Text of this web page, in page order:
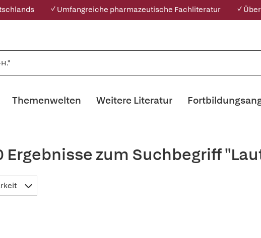
✓ Umfangreiche pharmazeutische Fachliteratur ✓
Themenwelten Weitere Literatur
Ergebnisse zum Suchbegriff